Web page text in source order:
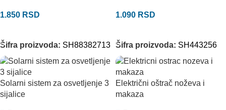
1.850 RSD
Šifra proizvoda: SH88382713
1.090 RSD
Šifra proizvoda: SH443256
Solarni sistem za osvetljenje 3
sijalice
Električni oštrač noževa i
makaza